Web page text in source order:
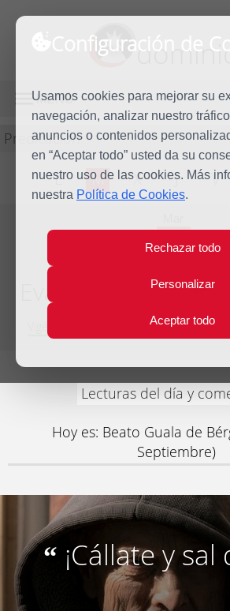
Configuración de
Usamos cookies para mejorar su
navegación, analizar nuestro
anuncios o contenidos
en “Aceptar todo” usted da su
nuestro uso de las cookies. Más
nuestra Política de Cookies.
Rechazar todo
Personalizar
Aceptar todo
MENÚ
Predicación
L M X J V
2
Sep
Evangelio del día
Vigésimo segunda Semana del Tiempo
Lecturas del día y
Hoy es: Beato Guala de
Septiembre)
“ ¡Cállate y sal